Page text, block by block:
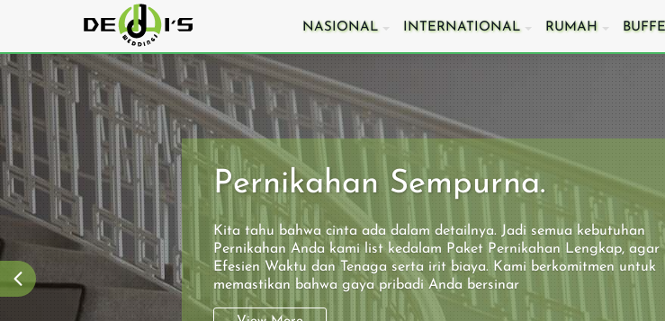
NASIONAL INTERNATIONAL RUMAH
7 Langkah Jitu Memilih
Jasa Catering
Pernikahan Terbaik
untuk Hari Bahagiamu
di Jakarta
6 Pertanyaan Wajib
untuk Memastikan
Catering Pernikahan
Anda di Bekasi
Pernikahan Sempurna.
Kita tahu bahwa cinta ada dalam detailnya. Jadi semua kebutuhan
Pernikahan Anda kami list kedalam Paket Pernikahan Lengkap, agar
Efesien Waktu dan Tenaga serta irit biaya. Kami berkomitmen untuk
memastikan bahwa gaya pribadi Anda bersinar